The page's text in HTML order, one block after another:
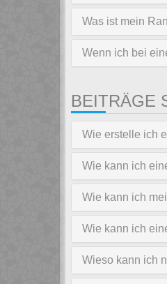
Was ist mein
Wenn ich bei
BEITRÄGE
Wie erstelle ich
Wie kann ich
Wie kann ich
Wie kann ich
Wieso kann ich